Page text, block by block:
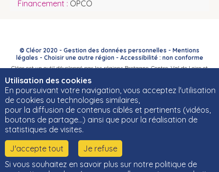
Utilisation des cookies
En poursuivant votre navigation, vous acceptez l'utilisation
de cookies ou technologies similaires,
pour la diffusion de contenus ciblés et pertinents (vidéos,
boutons de partage…) ainsi que pour la réalisation de
statistiques de visites.
J'accepte tout
Je refuse
Si vous souhaitez en savoir plus sur notre politique de
OPCO
© Cléor 2020 - Gestion des données personnelles - Mentions
légales - Choisir une autre région- Accessibilité : non conforme
Cléor est un outil développé par les régions Bretagne, Centre-Val de Loire et